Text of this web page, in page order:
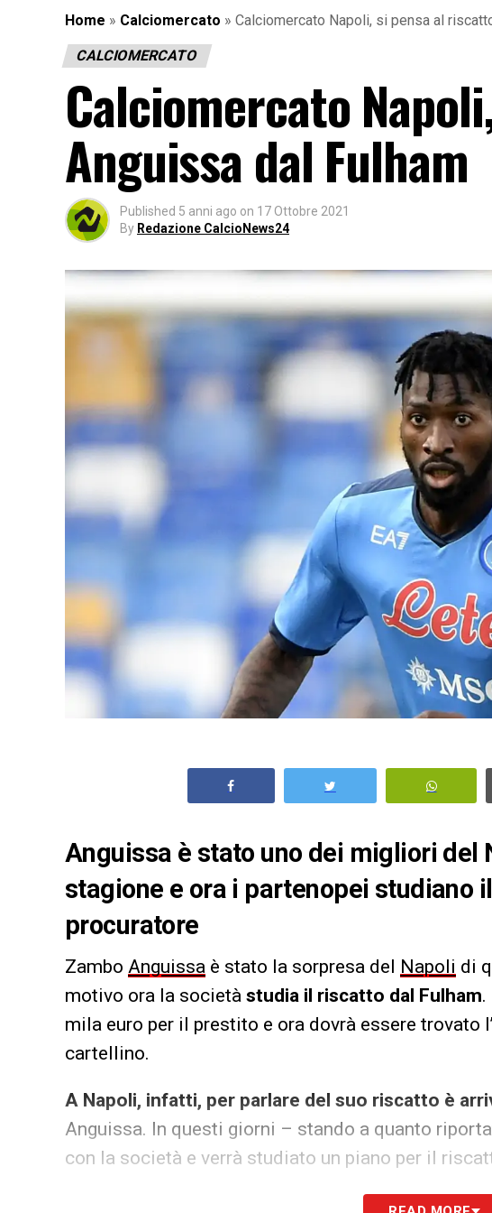
Home » Calciomercato » Calciomercato Napoli, si pensa al
CALCIOMERCATO
Calciomercato
Anguissa dal Fulham
Published 5 anni ago on 17 Ottobre 2021
By Redazione CalcioNews24
Anguissa è stato uno dei migliori del
stagione e ora i partenopei studiano
procuratore
Zambo Anguissa è stato la sorpresa del Napoli di
motivo ora la società studia il riscatto dal Fulham.
mila euro per il prestito e ora dovrà essere trovato
cartellino.
A Napoli, infatti, per parlare del suo riscatto è
Anguissa. In questi giorni – stando a quanto
con la società e verrà studiato un piano per il